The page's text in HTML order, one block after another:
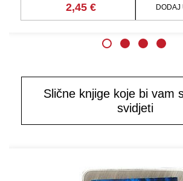
2,45 € DODAJ
Slične knjige koje bi vam
svidjeti